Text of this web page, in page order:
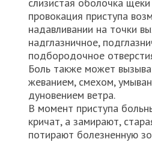
провокация приступа
надавливании на точки
надглазничное,
подбородочное
Боль также может
жеванием, смехом,
дуновением ветра.
В момент приступа
кричат, а замирают,
потирают болезненную